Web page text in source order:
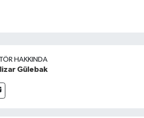
HAKKINDA
Gülebak